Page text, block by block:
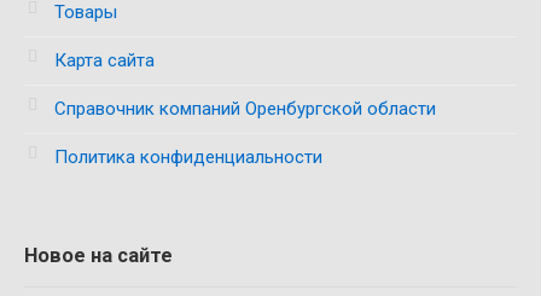
Товары
Карта сайта
Справочник компаний Оренбургской области
Политика конфиденциальности
Новое на сайте